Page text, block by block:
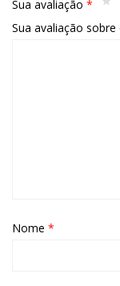
Sua avaliação *
Sua avaliação
Nome *